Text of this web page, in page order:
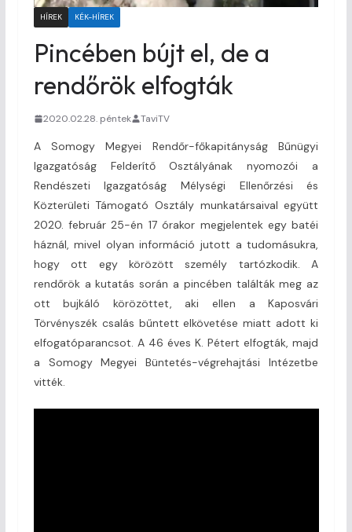
HÍREK KÉK-HÍREK
Pincében bújt el, de a
rendőrök elfogták
2020.02.28. péntek TaviTV
A Somogy Megyei Rendőr-főkapitányság Bűnügyi
Igazgatóság Felderítő Osztályának nyomozói a
Rendészeti Igazgatóság Mélységi Ellenőrzési és
Közterületi Támogató Osztály munkatársaival együtt
2020. február 25-én 17 órakor megjelentek egy batéi
háznál, mivel olyan információ jutott a tudomásukra,
hogy ott egy körözött személy tartózkodik. A
rendőrök a kutatás során a pincében találták meg az
ott bujkáló körözöttet, aki ellen a Kaposvári
Törvényszék csalás bűntett elkövetése miatt adott ki
elfogatóparancsot. A 46 éves K. Pétert elfogták, majd
a Somogy Megyei Büntetés-végrehajtási Intézetbe
vitték.